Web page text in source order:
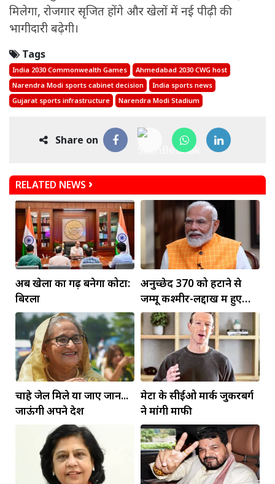
मिलेगा, रोजगार सृजित होंगे और खेलों में नई पीढ़ी की
भागीदारी बढ़ेगी।
Tags
India 2030 Commonwealth Games
Ahmedabad 2030 CWG host
Narendra Modi sports cabinet decision
India sports news
Gujarat sports infrastructure
Narendra Modi Stadium
Share on
RELATED NEWS
अब खेलों का गढ़ बनेगा कोटा:
बिरला
अनुच्छेद 370 को हटाने से
जम्मू कश्मीर-लद्दाख में हुए
व्यापक बदलाव: PM मोदी
चाहे जेल मिले या जाए जान...
जाऊंगी अपने देश
मेटा के सीईओ मार्क जुकरबर्ग
ने मांगी माफी